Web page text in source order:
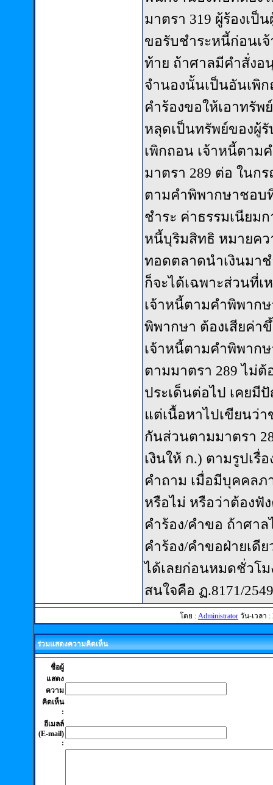
มาตรา 319 ผู้ร้องเป็
ขอรับชำระหนี้ก่อนเจ้
ท้าย ถ้าศาลมีคำสั่งอ
จำนองนั้นเป็นอันเพิ
คำร้องขอให้เอาทรั
หลุดเป็นทรัพย์ของผู้
เพิกถอน เจ้าหนี้ตาม
มาตรา 289 ต่อ ในก
ตามคำพิพากษาชอบ
ชำระ ค่าธรรมเนียม
หนี้บุริมสิทธิ หมายคว
ทอดตลาดนำเงินมา
ก็จะได้เฉพาะส่วนที่เ
เจ้าหนี้ตามคำพิพาก
พิพากษา ต้องเสียค่า
เจ้าหนี้ตามคำพิพาก
ตามมาตรา 289 ไม่ต้
ประเด็นต่อไป เคย
แต่เนื้อหาไปเขียนว่
กันส่วนตามมาตรา
เงินให้ ก.) ตามรูปเรื่
คำถาม เมื่อมีบุคคล
หรือไม่ หรือว่าต้องฟั
คำร้อง/คำขอ ถ้าศา
คำร้อง/คำขอฝ่ายเดี
ได้เลยก่อนหมดชั่วโ
สนใจคือ ฏ.8171/
โดย : Administrator วัน-เวลา :
ร่วมแสดงความคิดเห็น
ชื่อผู้
แสดง
ความ
คิดเห็น
:
อีเมลล์
(E-mail)
: